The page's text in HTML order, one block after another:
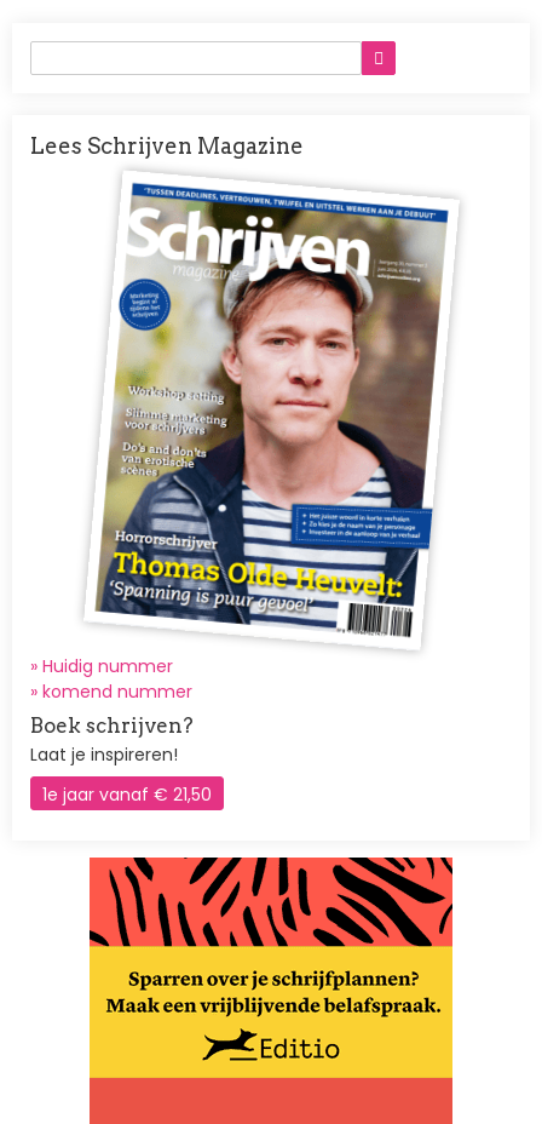
Lees Schrijven Magazine
Afbeelding
» Huidig nummer
» komend nummer
Boek schrijven?
Laat je inspireren!
1e jaar vanaf € 21,50